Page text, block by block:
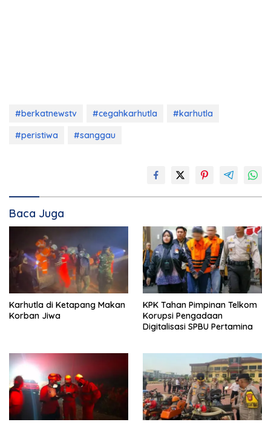
#berkatnewstv #cegahkarhutla
#karhutla
#peristiwa
#sanggau
Baca Juga
Karhutla di Ketapang Makan
Korban Jiwa
KPK Tahan Pimpinan Telkom
Korupsi Pengadaan
Digitalisasi SPBU Pertamina